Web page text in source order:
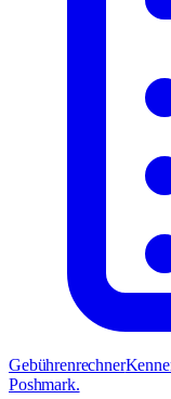
Gebührenrechner
Poshmark.